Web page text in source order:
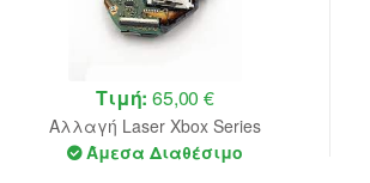
Τιμή:65,00 €
Αλλαγή Laser Xbox Series
Άμεσα Διαθέσιμο